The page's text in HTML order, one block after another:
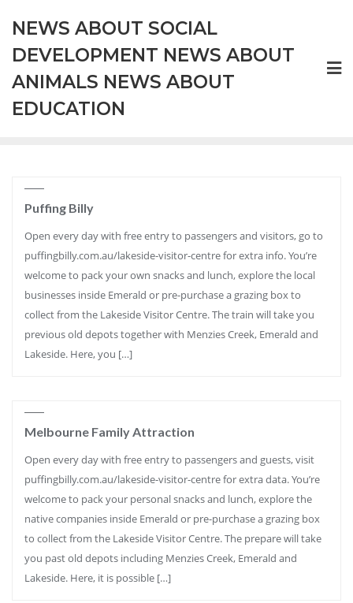
content
NEWS ABOUT SOCIAL
DEVELOPMENT NEWS ABOUT
ANIMALS NEWS ABOUT
EDUCATION
Puffing Billy
Open every day with free entry to passengers and visitors, go to
puffingbilly.com.au/lakeside-visitor-centre for extra info. You’re
welcome to pack your own snacks and lunch, explore the local
businesses inside Emerald or pre-purchase a grazing box to
collect from the Lakeside Visitor Centre. The train will take you
previous old depots together with Menzies Creek, Emerald and
Lakeside. Here, you […]
Melbourne Family Attraction
Open every day with free entry to passengers and guests, visit
puffingbilly.com.au/lakeside-visitor-centre for extra data. You’re
welcome to pack your personal snacks and lunch, explore the
native companies inside Emerald or pre-purchase a grazing box
to collect from the Lakeside Visitor Centre. The prepare will take
you past old depots including Menzies Creek, Emerald and
Lakeside. Here, it is possible […]